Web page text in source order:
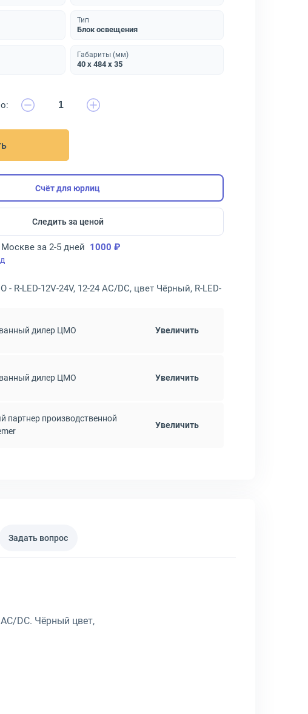
Тип
Блок освещения
Габариты (мм)
40 x 484 x 35
Счёт для юрлиц
Следить за ценой
за 2-5 дней 1000 ₽
R-LED-12V-24V, 12-24 АС/DC, цвет Чёрный, R-LED-
дилер ЦМО Увеличить
дилер ЦМО Увеличить
партнер производственной
Увеличить
Задать вопрос
DC. Чёрный цвет,